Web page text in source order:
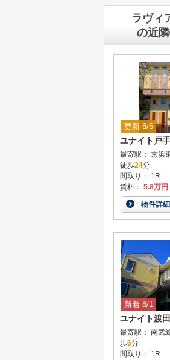
ラヴィ
の近
更新 8/6
最寄駅： 京浜
徒歩24分
間取り： 1R
賃料： 5.8万円
物件詳
新着 8/1
最寄駅： 南武
歩6分
間取り： 1R